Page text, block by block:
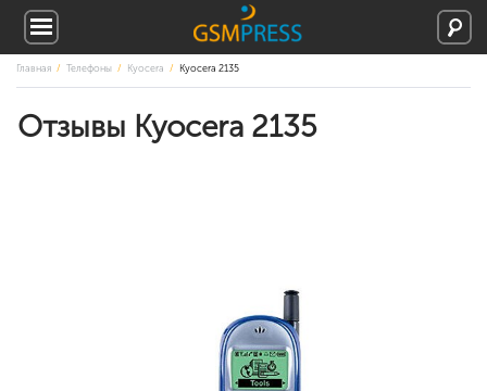
Главная Телефоны Kyocera Kyocera 2135
Отзывы Kyocera 2135